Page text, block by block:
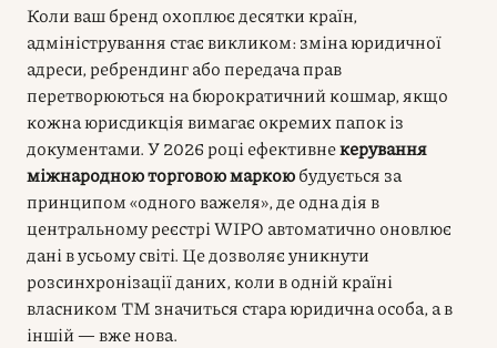
Коли ваш бренд охоплює десятки країн,
адміністрування стає викликом: зміна юридичної
адреси, ребрендинг або передача прав
перетворюються на бюрократичний кошмар, якщо
кожна юрисдикція вимагає окремих папок із
документами. У 2026 році ефективнекерування
міжнародною торговою маркоюбудується за
принципом «одного важеля», де одна дія в
центральному реєстрі WIPO автоматично оновлює
дані в усьому світі. Це дозволяє уникнути
розсинхронізації даних, коли в одній країні
власником ТМ значиться стара юридична особа, а в
іншій — вже нова.